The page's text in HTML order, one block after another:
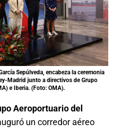
Sepúlveda , encabeza la ceremonia
Madrid junto a directivos deGrupo
eIberia. (Foto: OMA).
Aeroportuario del
un corredor aéreo